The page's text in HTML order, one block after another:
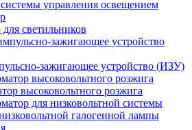
управления освещением
светильников
зажигающее устройство (ИЗУ)
высоковольтного розжига